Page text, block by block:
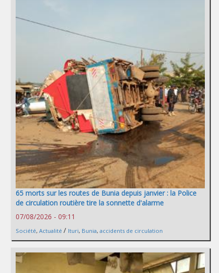
65 morts sur les routes de Bunia depuis janvier : la Police
de circulation routière tire la sonnette d'alarme
07/08/2026 - 09:11
Société, Actualité / Ituri, Bunia, accidents de circulation